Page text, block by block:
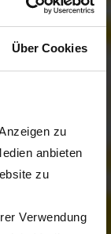
Über Cookies
zu
anbieten
zu
Verwendung